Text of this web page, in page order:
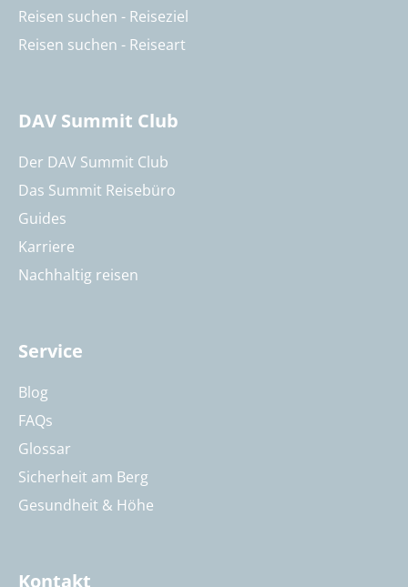
Reisen suchen - Reiseziel
Reisen suchen - Reiseart
DAV Summit Club
Der DAV Summit Club
Das Summit Reisebüro
Guides
Karriere
Nachhaltig reisen
Service
Blog
FAQs
Glossar
Sicherheit am Berg
Gesundheit & Höhe
Kontakt